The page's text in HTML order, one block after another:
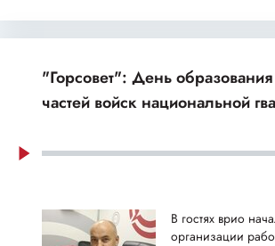
"Горсовет": День
частей войск национальной
В гостях врио
организации